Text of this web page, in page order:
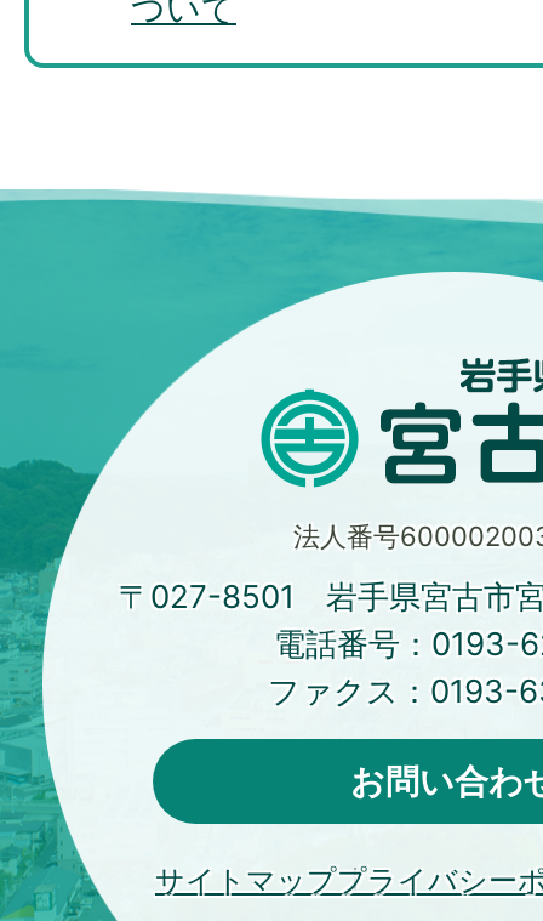
法人番号
〒027-8501 岩手県宮古市
電話番号： 0193-
ファクス： 0193-
お問い合わ
サイトマッププライバシー